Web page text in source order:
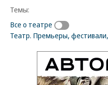
Темы:
Все о театре
Театр. Премьеры,